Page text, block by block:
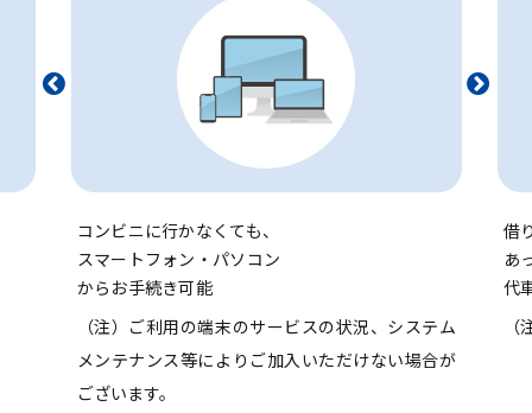
コンビニに行かなくても、
スマートフォン・パソコン
からお手続き可能
（注）ご利用の端末のサービスの状況、システム
メンテナンス等によりご加入いただけない場合が
ございます。
借
あ
代